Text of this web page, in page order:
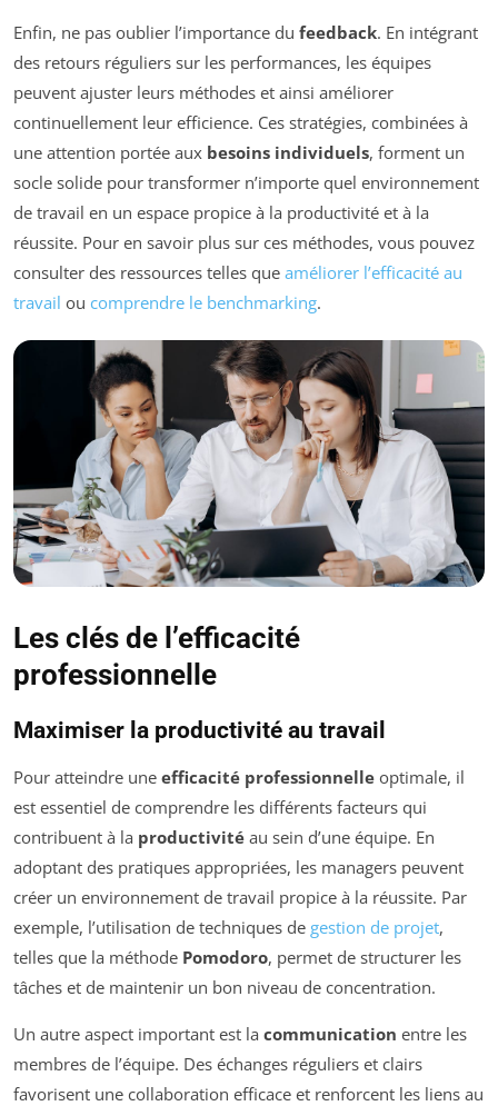
Enfin, ne pas oublier l’importance du feedback. En intégrant
des retours réguliers sur les performances, les équipes
peuvent ajuster leurs méthodes et ainsi améliorer
continuellement leur efficience. Ces stratégies, combinées à
une attention portée aux besoins individuels, forment un
socle solide pour transformer n’importe quel environnement
de travail en un espace propice à la productivité et à la
réussite. Pour en savoir plus sur ces méthodes, vous pouvez
consulter des ressources telles que améliorer l’efficacité au
travail ou comprendre le benchmarking.
Les clés de l’efficacité
professionnelle
Maximiser la productivité au travail
Pour atteindre une efficacité professionnelle optimale, il
est essentiel de comprendre les différents facteurs qui
contribuent à la productivité au sein d’une équipe. En
adoptant des pratiques appropriées, les managers peuvent
créer un environnement de travail propice à la réussite. Par
exemple, l’utilisation de techniques de gestion de projet,
telles que la méthode Pomodoro, permet de structurer les
tâches et de maintenir un bon niveau de concentration.
Un autre aspect important est la communication entre les
membres de l’équipe. Des échanges réguliers et clairs
favorisent une collaboration efficace et renforcent les liens au